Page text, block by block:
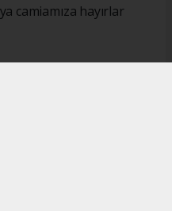
camiamıza hayırlar